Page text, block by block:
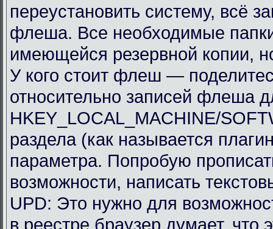
переустановить систему, всё
флеша. Все необходимые
имеющейся резервной копии,
У кого стоит флеш —
относительно записей флеша
HKEY_LOCAL_MACHINE/
раздела (как называется
параметра. Попробую
возможности, написать
UPD: Это нужно для
в реестре браузер думает, что